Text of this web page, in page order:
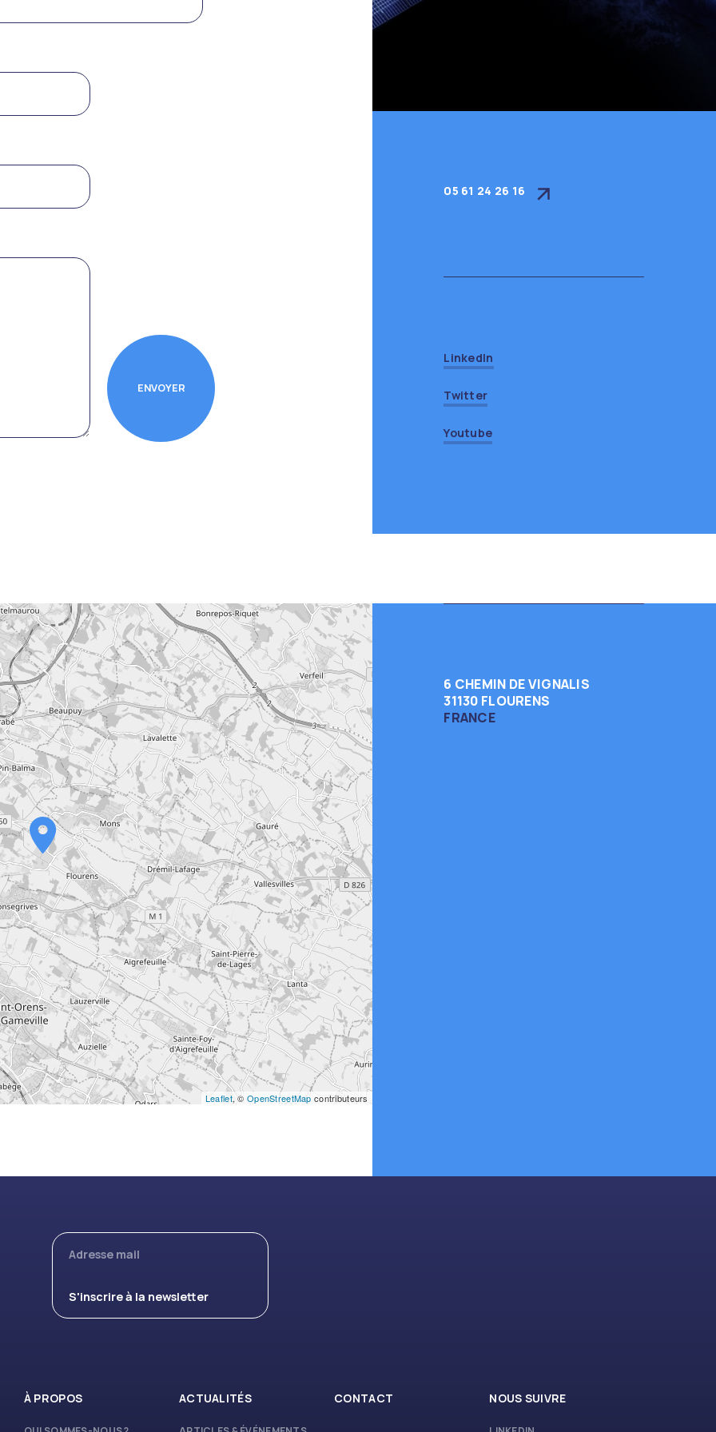
05 61 24 26 16
LinkedIn
Twitter
Youtube
Leaflet, ©OpenStreetMap contributeurs
6 CHEMIN DE VIGNALIS
31130 FLOURENS
FRANCE
À PROPOS ACTUALITÉS CONTACT NOUS SUIVRE